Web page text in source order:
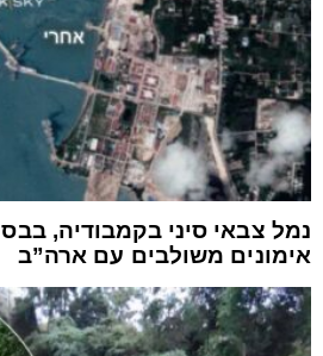
נמל צבאי סיני בקמבודיה,
אימונים משולבים עם ארה”ב